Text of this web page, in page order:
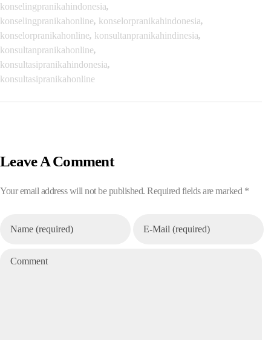
konselingpranikahindonesia,
konselingpranikahonline, konselorpranikahindonesia,
konselorpranikahonline, konsultanpranikahindinesia,
konsultanpranikahonline,
konsultasipranikahindonesia,
konsultasipranikahonline
Leave A Comment
Your email address will not be published. Required fields are marked *